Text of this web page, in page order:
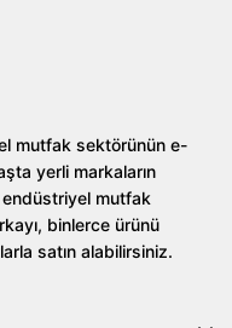
mutfak sektörünün e-
yerli markaların
endüstriyel mutfak
binlerce ürünü
satın alabilirsiniz.